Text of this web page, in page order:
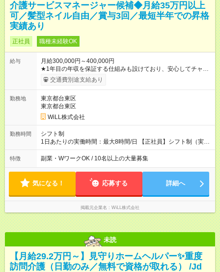
介護サービスマネージャー候補◆月給35万円以上
可／髪型ネイル自由／賞与3回／最短半年での昇格
実績あり
正社員 職種未経験OK
給与
月給300,000円～400,000円
★1年目の年収を保証する仕組みも設けており、安心してチャレ
ンジいただける環境です。 【正社員】 月給30万円～40万円＋各
種手当＋賞与年3回 【アルバイト】 時給1800円～2500円 ※研修
長さ：3ヶ月 雇用形態、給与は本採用時と同じです。
交通費別途支給あり
勤務地
東京都台東区
東京都台東区
WiLL株式会社
勤務時間
シフト制
1日あたりの実働時間：最大8時間/日 【正社員】シフト制（実働
8時間） 【アルバイト】週1日・8hから勤務可能 ◎勤務例 日勤／
9時～18時（休憩60分） 夜勤／22時～翌7時（休憩60分） ◎働
りなど、ご希望の働き方をお気軽にご相談ください。
特徴 副業・WワークOK / 10名以上の大量募集
気になる！ 応募する 詳細へ
掲載元企業名 WiLL株式会社
未読
【月給29.2万円～】見守りホームヘルパー✨重度
訪問介護（日勤のみ／無料で資格が取れる） /Jd